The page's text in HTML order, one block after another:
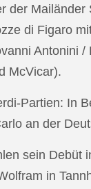
der
di Figaro
Antonini
McVicar).
Partien: In
an der
sein Debüt
in